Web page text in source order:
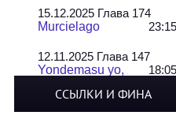
15.12.2025 Глава 174
23:15
Murcielago
12.11.2025 Глава 147
18:05
Yondemasu yo,
22.10.2025 Главы 17-19
ССЫЛКИ И ФИНА